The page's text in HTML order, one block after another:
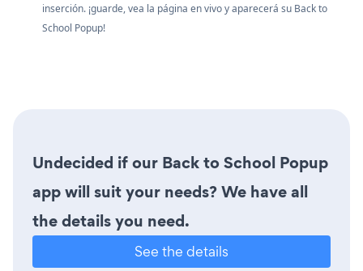
inserción. ¡guarde, vea la página en vivo y aparecerá su Back to
School Popup!
Undecided if our Back to School Popup
app will suit your needs? We have all
the details you need.
See the details